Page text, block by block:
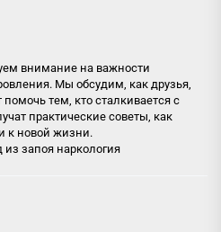
внимание на важности
Мы обсудим, как друзья,
тем, кто сталкивается с
практические советы, как
к новой жизни.
из запоя наркология